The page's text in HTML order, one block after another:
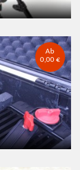
Ab
0,00 €